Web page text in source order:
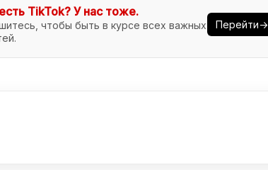
TikTok? У нас тоже.
чтобы быть в курсе всех важных
Перейти→